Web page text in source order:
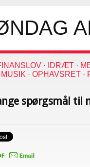
· IDRÆT ·
MUSIK · OPHAVSRET ·
spørgsmål til